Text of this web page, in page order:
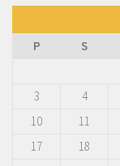
P
S
3
4
10
11
17
18